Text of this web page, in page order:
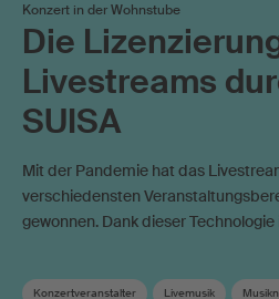
Konzert in der Wohnstube
Die
Livestreams
SUISA
Mit der Pandemie hat das
verschiedensten
gewonnen. Dank dieser
Konzertveranstalter Livemusik